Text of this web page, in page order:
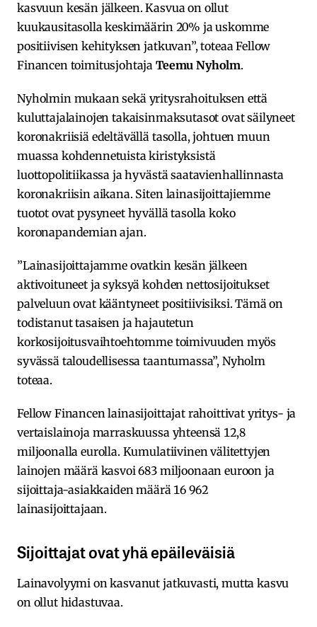
kasvuun kesän jälkeen. Kasvua on ollut
kuukausitasolla keskimäärin 20% ja uskomme
positiivisen kehityksen jatkuvan”, toteaa Fellow
Financen toimitusjohtaja Teemu Nyholm.
Nyholmin mukaan sekä yritysrahoituksen että
kuluttajalainojen takaisinmaksutasot ovat säilyneet
koronakriisiä edeltävällä tasolla, johtuen muun
muassa kohdennetuista kiristyksistä
luottopolitiikassa ja hyvästä saatavienhallinnasta
koronakriisin aikana. Siten lainasijoittajiemme
tuotot ovat pysyneet hyvällä tasolla koko
koronapandemian ajan.
”Lainasijoittajamme ovatkin kesän jälkeen
aktivoituneet ja syksyä kohden nettosijoitukset
palveluun ovat kääntyneet positiivisiksi. Tämä on
todistanut tasaisen ja hajautetun
korkosijoitusvaihtoehtomme toimivuuden myös
syvässä taloudellisessa taantumassa”, Nyholm
toteaa.
Fellow Financen lainasijoittajat rahoittivat yritys- ja
vertaislainoja marraskuussa yhteensä 12,8
miljoonalla eurolla. Kumulatiivinen välitettyjen
lainojen määrä kasvoi 683 miljoonaan euroon ja
sijoittaja-asiakkaiden määrä 16 962
lainasijoittajaan.
Sijoittajat ovat yhä epäileväisiä
Lainavolyymi on kasvanut jatkuvasti, mutta kasvu
on ollut hidastuvaa.